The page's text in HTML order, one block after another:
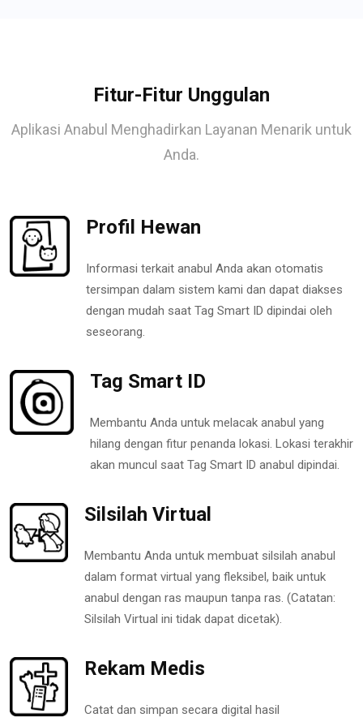
Fitur-Fitur Unggulan
Aplikasi Anabul Menghadirkan Layanan Menarik untuk
Anda.
Profil Hewan
Informasi terkait anabul Anda akan otomatis
tersimpan dalam sistem kami dan dapat diakses
dengan mudah saat Tag Smart ID dipindai oleh
seseorang.
Tag Smart ID
Membantu Anda untuk melacak anabul yang
hilang dengan fitur penanda lokasi. Lokasi terakhir
akan muncul saat Tag Smart ID anabul dipindai.
Silsilah Virtual
Membantu Anda untuk membuat silsilah anabul
dalam format virtual yang fleksibel, baik untuk
anabul dengan ras maupun tanpa ras. (Catatan:
Silsilah Virtual ini tidak dapat dicetak).
Rekam Medis
Catat dan simpan secara digital hasil